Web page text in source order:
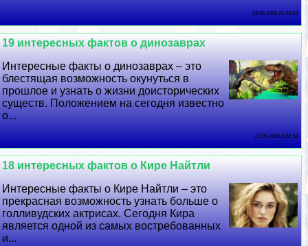
24 06 2026 21:34:33
19 интересных фактов о динозаврах
Интересные факты о динозаврах – это
блестящая возможность окунуться в
прошлое и узнать о жизни доисторических
существ. Положением на сегодня известно
о...
23 06 2026 8:22:54
18 интересных фактов о Кире Найтли
Интересные факты о Кире Найтли – это
прекрасная возможность узнать больше о
голливудских актрисах. Сегодня Кира
является одной из самых востребованных
и...